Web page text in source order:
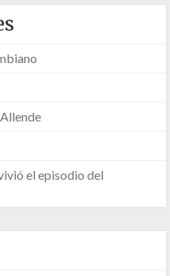
el episodio del